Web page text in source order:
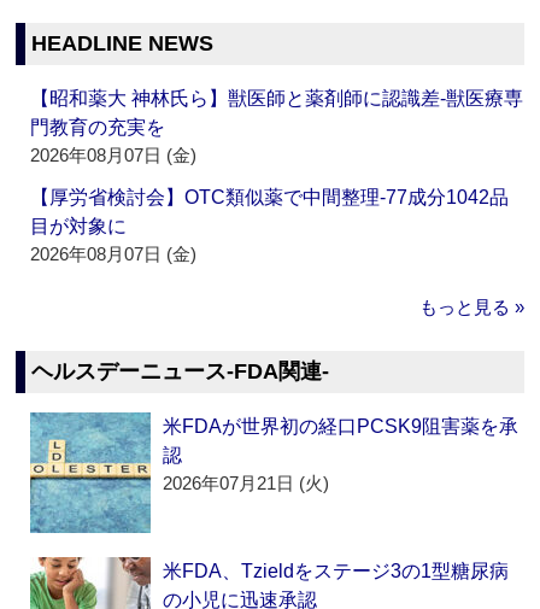
HEADLINE NEWS
【昭和薬大 神林氏ら】獣医師と薬剤師に認識差‐獣医療専
門教育の充実を
2026年08月07日 (金)
【厚労省検討会】OTC類似薬で中間整理‐77成分1042品
目が対象に
2026年08月07日 (金)
もっと見る »
ヘルスデーニュース‐FDA関連‐
米FDAが世界初の経口PCSK9阻害薬を承
認
2026年07月21日 (火)
米FDA、Tzieldをステージ3の1型糖尿病
の小児に迅速承認